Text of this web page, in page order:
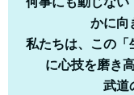
かに向
私たちは、この「
に心技を磨き
武道